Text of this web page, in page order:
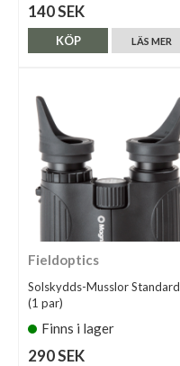
140 SEK
LÄS MER
KÖP
Fieldoptics
Solskydds-Musslor Standard
(1 par)
Finns i lager
290 SEK